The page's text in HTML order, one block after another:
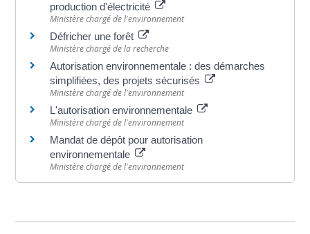
production d'électricité
Ministère chargé de l'environnement
Défricher une forêt
Ministère chargé de la recherche
Autorisation environnementale : des démarches
simplifiées, des projets sécurisés
Ministère chargé de l'environnement
L'autorisation environnementale
Ministère chargé de l'environnement
Mandat de dépôt pour autorisation
environnementale
Ministère chargé de l'environnement